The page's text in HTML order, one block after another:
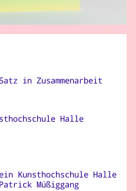
in Zusammenarbeit
Halle
Kunsthochschule Halle
Müßiggang